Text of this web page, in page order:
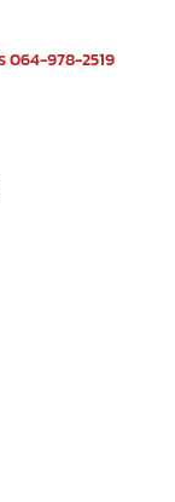
064-978-2519